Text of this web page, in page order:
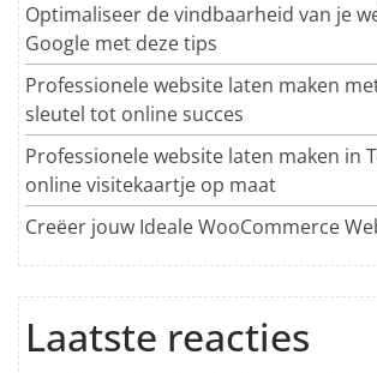
Optimaliseer de vindbaarheid van je
Google met deze tips
Professionele website laten maken
sleutel tot online succes
Professionele website laten maken in
online visitekaartje op maat
Creëer jouw Ideale WooCommerce
Laatste reacties